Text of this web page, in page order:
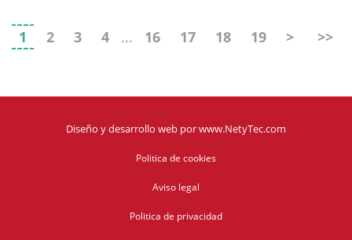
1 2 3 4 ... 16 17 18 19 > >>
Diseño y desarrollo web porwww.NetyTec.com
Politica de cookies
Aviso legal
Politica de privacidad